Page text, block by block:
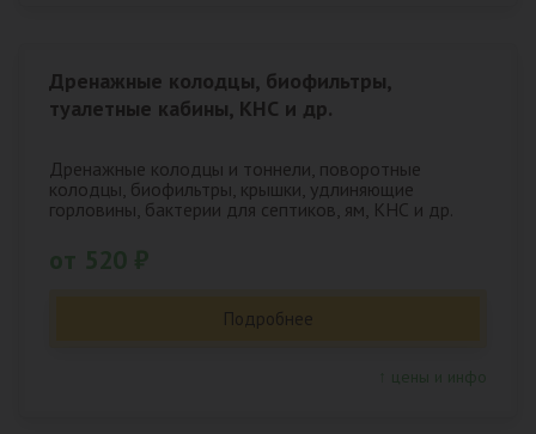
Дренажные колодцы, биофильтры,
туалетные кабины, КНС и др.
Дренажные колодцы и тоннели, поворотные
колодцы, биофильтры, крышки, удлиняющие
горловины, бактерии для септиков, ям, КНС и др.
Подробнее